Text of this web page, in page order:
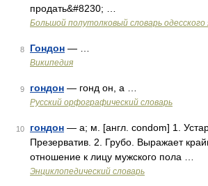
продать&#8230; …
Большой полутолковый словарь одесского
8 Гондон — …
Википедия
9 гондон — гонд он, а …
Русский орфографический словарь
10 гондон — а; м. [англ. condom] 1.
Презерватив. 2. Грубо. Выражает
отношение к лицу мужского пола …
Энциклопедический словарь